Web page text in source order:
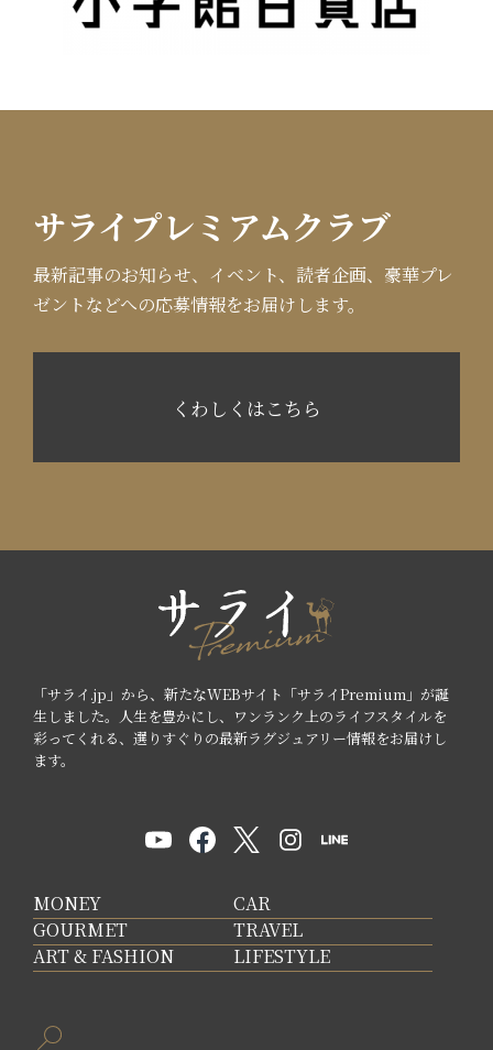
サライプレミアムクラブ
最新記事のお知らせ、イベント、読者企画、豪華プレ
ゼントなどへの応募情報をお届けします。
くわしくはこちら
「サライ.jp」から、新たなWEBサイト「サライPremium」が誕
生しました。人生を豊かにし、ワンランク上のライフスタイルを
彩ってくれる、選りすぐりの最新ラグジュアリー情報をお届けし
ます。
MONEY
CAR
GOURMET
TRAVEL
ART & FASHION
LIFESTYLE